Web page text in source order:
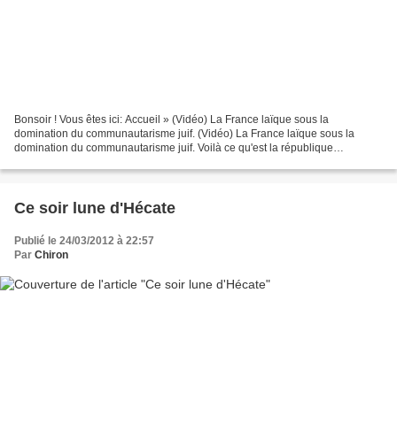
Bonsoir ! Vous êtes ici: Accueil » (Vidéo) La France laïque sous la
domination du communautarisme juif. (Vidéo) La France laïque sous la
domination du communautarisme juif. Voilà ce qu'est la république
Ce soir lune d'Hécate
Publié le 24/03/2012 à 22:57
Par Chiron